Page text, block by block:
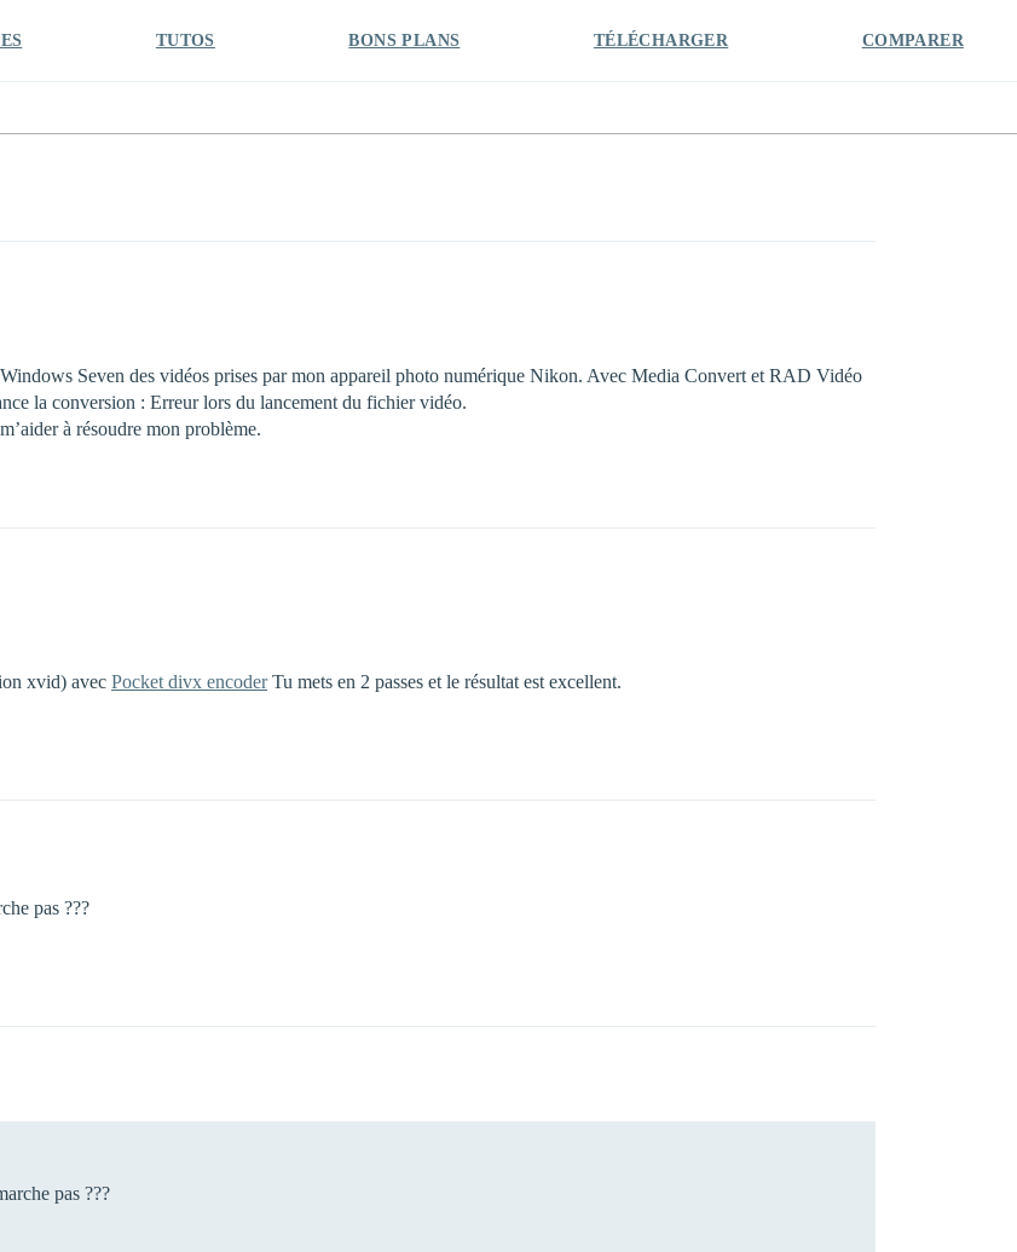
TUTOS BONS PLANS TÉLÉCHARGER COMPARER
Seven des vidéos prises par mon appareil photo numérique Nikon. Avec Media Convert et RAD Vidéo
la conversion : Erreur lors du lancement du fichier vidéo.
à résoudre mon problème.
xvid) avec Pocket divx encoderTu mets en 2 passes et le résultat est excellent.
pas ???
pas ???